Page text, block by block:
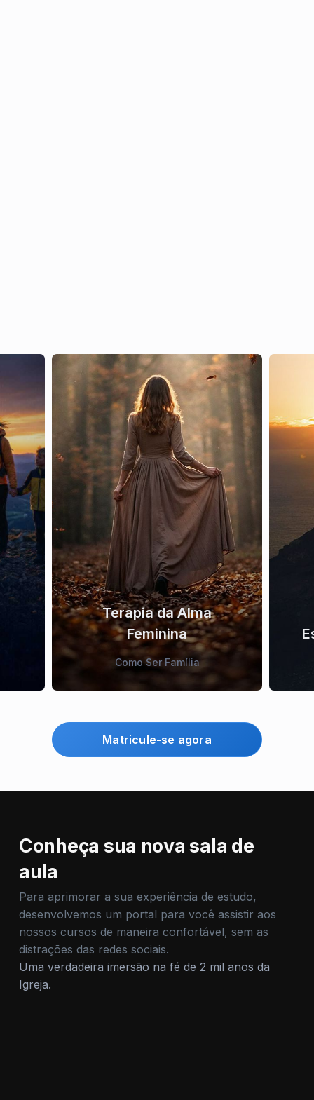
Terapia da Alma
Feminina
Como Ser Família
Matricule-se agora
Conheça sua nova sala de
aula
Para aprimorar a sua experiência de estudo,
desenvolvemos um portal para você assistir aos
nossos cursos de maneira confortável, sem as
distrações das redes sociais.
Uma verdadeira imersão na fé de 2 mil anos da
Igreja.